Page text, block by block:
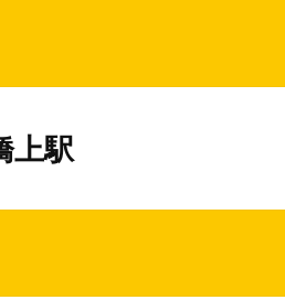
上駅